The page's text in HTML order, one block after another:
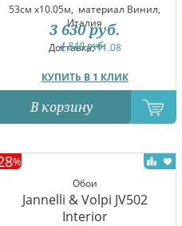
53см x10.05м, материал Винил,
Италия
Доставка:11.08
КУПИТЬ В 1 КЛИК
4 840руб.
3 630 руб.
В корзину
Обои
Jannelli & Volpi JV502
Interior
%